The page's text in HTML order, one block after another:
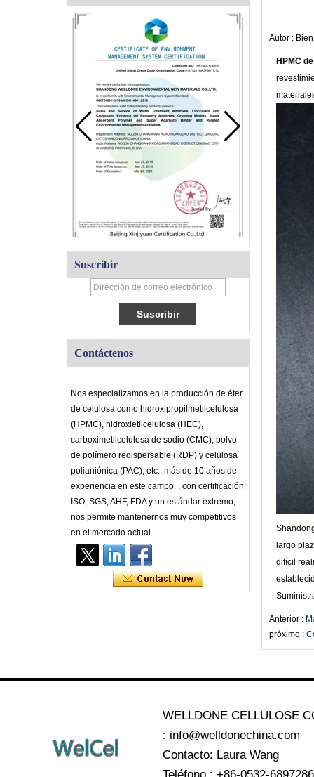
Suscribir
Contáctenos
Nos especializamos en la producción de éter
de celulosa como hidroxipropilmetilcelulosa
(HPMC), hidroxietilcelulosa (HEC),
carboximetilcelulosa de sodio (CMC), polvo
de polímero redispersable (RDP) y celulosa
polianiónica (PAC), etc., más de 10 años de
experiencia en este campo. , con certificación
ISO, SGS, AHF, FDA y un estándar extremo,
nos permite mantenernos muy competitivos
en el mercado actual.
Autor :
HPMC
largo
difícil
Anterior :
próximo :
WELLDONE CELLULOSE
: info@welldonechina.com
Contacto: Laura Wang
Teléfono : +86-0532-